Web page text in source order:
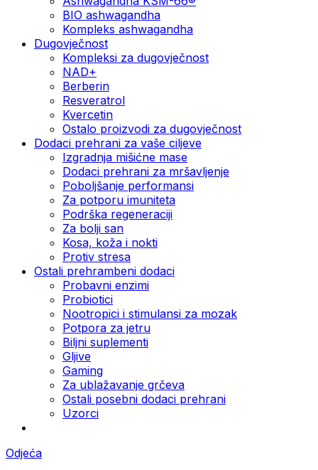
BIO ashwagandha
Kompleks ashwagandha
Dugovječnost
Kompleksi za dugovječnost
NAD+
Berberin
Resveratrol
Kvercetin
Ostalo proizvodi za dugovječnost
Dodaci prehrani za vaše ciljeve
Izgradnja mišićne mase
Dodaci prehrani za mršavljenje
Poboljšanje performansi
Za potporu imuniteta
Podrška regeneraciji
Za bolji san
Kosa, koža i nokti
Protiv stresa
Ostali prehrambeni dodaci
Probavni enzimi
Probiotici
Nootropici i stimulansi za mozak
Potpora za jetru
Biljni suplementi
Gljive
Gaming
Za ublažavanje grčeva
Ostali posebni dodaci prehrani
Uzorci
Odjeća